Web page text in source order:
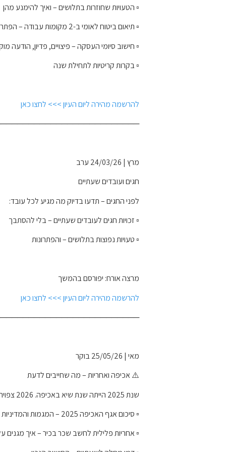
▫️ הטעויות שחוזרות בתלושים – ואיך להימנע מהן
▫️ תיאום ביטוח לאומי ב-2 מקומות עבודה – הפתרונות
▫️ חישוב סיומי העסקה – פיצויים, פדיון, הודעה
▫️ בקרות קריטיות לתחילת שנה
להרשמה מהירה ליום העיון >>> לחצו כאן
מרץ | 24/03/26 ערב
חגים ועובדים שעתיים
לפני החגים – תדעו בדיוק מה מגיע לכל עובד:
▫️ זכויות חגים לעובדים שעתיים – בלי להסתבך
▫️ טעויות נפוצות בתלושים – והפתרונות
מרצה אורח: יפורסם בהמשך
להרשמה מהירה ליום העיון >>> לחצו כאן
מאי | 25/05/26 בוקר
⚠️ אכיפה ואחריות – מה שחייבים לדעת
שנת 2025 הייתה שנת שיא באכיפה. 2026 צפויה להיות חזקה עוד יותר:
▫️ סיכום אגף האכיפה 2025 – המגמות והמדיניות החדשה
▫️ אחריות פלילית לחשב שכר בכיר – איך מגנים